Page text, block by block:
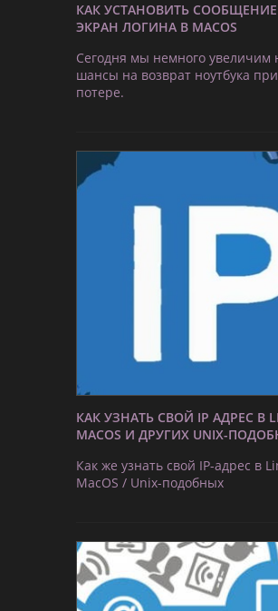
КАК УСТАНОВИТЬ
ЭКРАН ЛОГИНА В MACOS
Сегодня мы немного увеличим
шансы на возврат ноутбука
потере.
КАК УЗНАТЬ СВОЙ IP АДРЕС В
MACOS И ДРУГИХ UNIX-
Как же узнать свой IP-адрес в
MacOS / Unix-подобных